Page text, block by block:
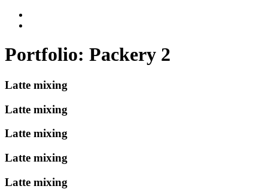
Portfolio: Packery 2
Latte mixing
Latte mixing
Latte mixing
Latte mixing
Latte mixing